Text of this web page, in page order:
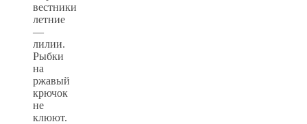
вестники
летние
—
лилии.
Рыбки
на
ржавый
крючок
не
клюют.